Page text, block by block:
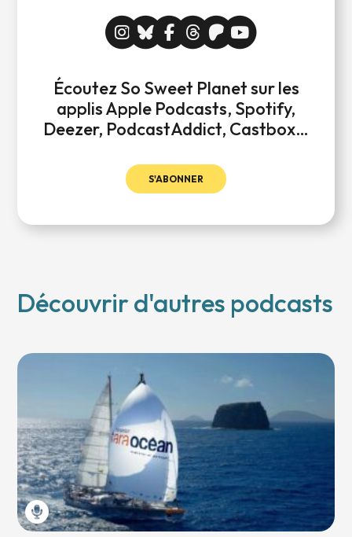
Écoutez So Sweet Planet sur les
applis Apple Podcasts, Spotify,
Deezer, PodcastAddict, Castbox…
S'ABONNER
Découvrir d'autres podcasts